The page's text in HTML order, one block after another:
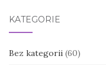
KATEGORIE
Bez kategorii (60)